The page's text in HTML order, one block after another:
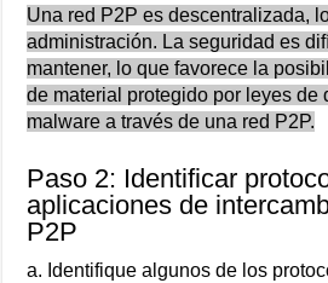
Una red P2P es descentralizada,
administración. La seguridad es
mantener, lo que favorece la
de material protegido por leyes de
malware a través de una red P2P.
Paso 2: Identificar
aplicaciones de
P2P
a. Identifique algunos de los